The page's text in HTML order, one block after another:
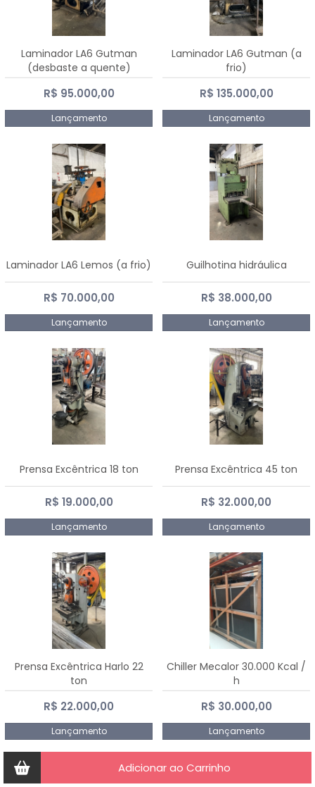
Laminador LA6 Gutman
(desbaste a quente)
R$ 95.000,00
Lançamento
Laminador LA6 Gutman (a
frio)
R$ 135.000,00
Lançamento
Laminador LA6 Lemos (a frio)
R$ 70.000,00
Lançamento
Guilhotina hidráulica
R$ 38.000,00
Lançamento
Prensa Excêntrica 18 ton
R$ 19.000,00
Lançamento
Prensa Excêntrica 45 ton
R$ 32.000,00
Lançamento
Prensa Excêntrica Harlo 22
ton
R$ 22.000,00
Lançamento
Chiller Mecalor 30.000 Kcal /
h
R$ 30.000,00
Lançamento
Adicionar ao Carrinho